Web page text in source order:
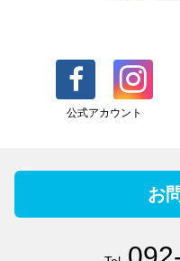
公式アカウント
お